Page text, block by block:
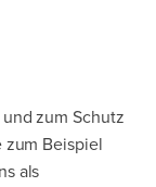
zum Schutz
zum Beispiel
als